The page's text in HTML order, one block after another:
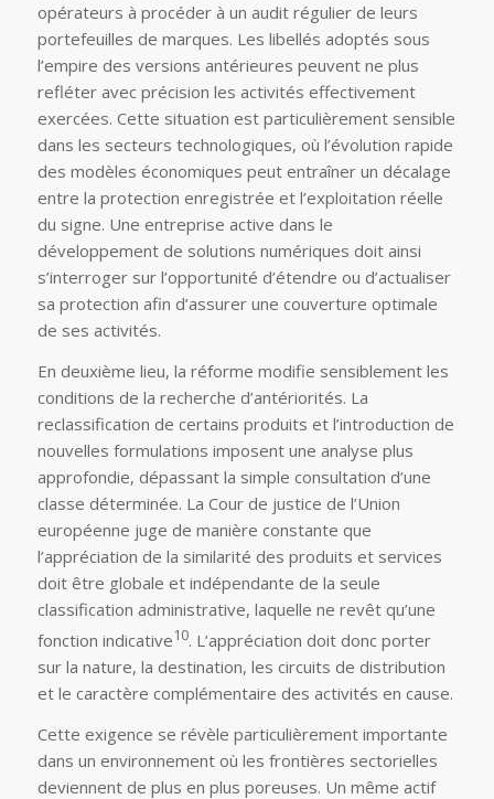
opérateurs à procéder à un audit régulier de leurs
portefeuilles de marques. Les libellés adoptés sous
l’empire des versions antérieures peuvent ne plus
refléter avec précision les activités effectivement
exercées. Cette situation est particulièrement sensible
dans les secteurs technologiques, où l’évolution rapide
des modèles économiques peut entraîner un décalage
entre la protection enregistrée et l’exploitation réelle
du signe. Une entreprise active dans le
développement de solutions numériques doit ainsi
s’interroger sur l’opportunité d’étendre ou d’actualiser
sa protection afin d’assurer une couverture optimale
de ses activités.
En deuxième lieu, la réforme modifie sensiblement les
conditions de la recherche d’antériorités. La
reclassification de certains produits et l’introduction de
nouvelles formulations imposent une analyse plus
approfondie, dépassant la simple consultation d’une
classe déterminée. La Cour de justice de l’Union
européenne juge de manière constante que
l’appréciation de la similarité des produits et services
doit être globale et indépendante de la seule
classification administrative, laquelle ne revêt qu’une
fonction indicative10. L’appréciation doit donc porter
sur la nature, la destination, les circuits de distribution
et le caractère complémentaire des activités en cause.
Cette exigence se révèle particulièrement importante
dans un environnement où les frontières sectorielles
deviennent de plus en plus poreuses. Un même actif